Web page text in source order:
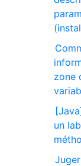
zone
un